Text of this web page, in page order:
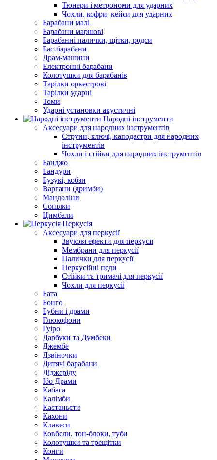
Тюнери і метрономи для ударних
Чохли, кофри, кейси для ударних
Барабани малі
Барабани маршові
Барабанні палички, щітки, родси
Бас-барабани
Драм-машини
Електронні барабани
Колотушки для барабанів
Тарілки оркестрові
Тарілки ударні
Томи
Ударні установки акустичні
Народні інструменти
Аксесуари для народних інструментів
Струни, ключі, каподастри для народних
інструментів
Чохли і стійки для народних інструментів
Банджо
Бандури
Бузукі, кобзи
Варгани (дримби)
Мандоліни
Сопілки
Цимбали
Перкусія
Аксесуари для перкусії
Звукові ефекти для перкусії
Мембрани для перкусії
Палички для перкусії
Перкусійні педи
Стійки та тримачі для перкусії
Чохли для перкусії
Бата
Бонго
Бубни і драми
Глюкофони
Гуіро
Дарбуки та Думбеки
Джембе
Дзвіночки
Дитячі барабани
Діджеріду
Ібо Драми
Кабаса
Калімби
Кастаньєти
Кахони
Клавеси
Ковбели, тон-блоки, туби
Колотушки та трещітки
Конги